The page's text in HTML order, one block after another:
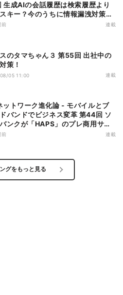
生成AIの会話履歴は検索履歴より
キー？今のうちに情報漏洩対策を
しておこう
前 連載
のタマちゃん３ 第55回 出社中の
策！
05 11:00 連載
バンドでビジネス変革 第44回 ソ
ンクが「HAPS」のプレ商用サー
始を表明、本格的な商用展開のめ
前 連載
グをもっと見る